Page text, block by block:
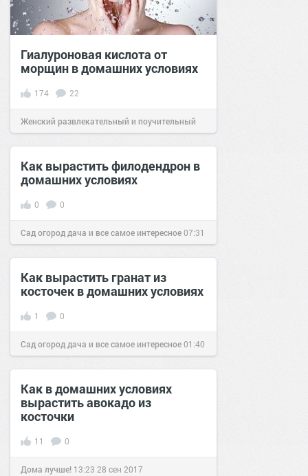
Гиалуроновая кислота от
морщин в домашних условиях
174 22
Женский развлекательный и поучительный
сайт. 12:5016 фев 2020
Как вырастить филодендрон в
домашних условиях
0 0
Сад огород дача и все самое интересное07:31
07 июн 2016
Как вырастить гранат из
косточек в домашних условиях
1 0
Сад огород дача и все самое интересное01:40
28 апр 2016
Как в домашних условиях
вырастить авокадо из
косточки
11 0
Дома лучше! 13:23 28 сен 2017